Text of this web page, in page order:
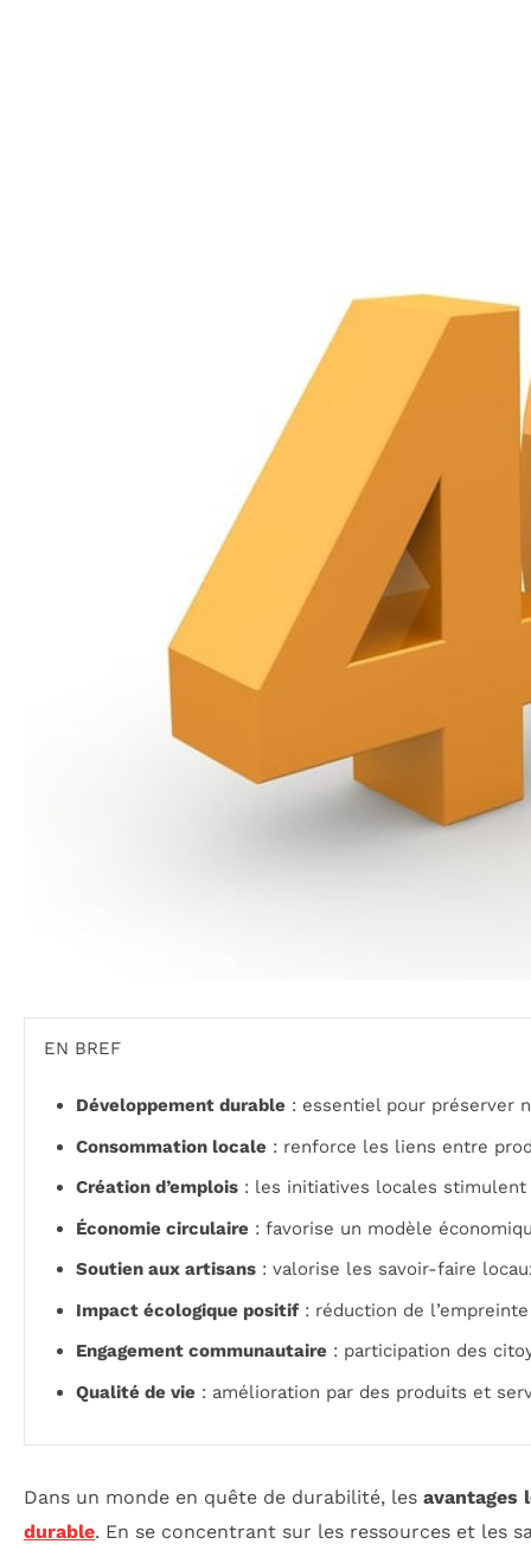
EN BREF
Développement durable : essentiel pour préserver
Consommation locale : renforce les liens entre
Création d’emplois : les initiatives locales stimulent
Économie circulaire : favorise un modèle
Soutien aux artisans : valorise les savoir-faire
Impact écologique positif : réduction de
Engagement communautaire : participation des
Qualité de vie : amélioration par des produits et
Dans un monde en quête de durabilité, les avantages
durable. En se concentrant sur les ressources et les